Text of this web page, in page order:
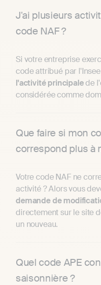
J'ai plusieurs
code NAF ?
Si votre entreprise
code attribué par
l'activité principalede
considérée comme
Que faire si mon
correspond plus à
Votre code NAF ne
activité ? Alors vous
demandede
directement sur le site
un nouveau.
Quel code APE
saisonnière ?